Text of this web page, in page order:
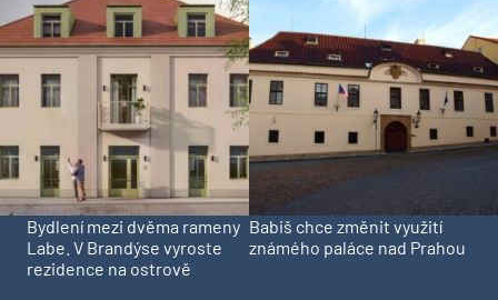
Bydlení mezi dvěma rameny
Labe. V Brandýse vyroste
rezidence na ostrově
Babiš chce změnit využití
známého paláce nad Prahou